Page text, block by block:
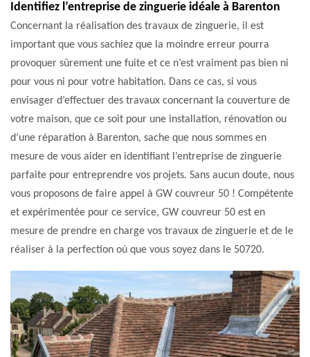
Identifiez l’entreprise de zinguerie idéale à Barenton
Concernant la réalisation des travaux de zinguerie, il est
important que vous sachiez que la moindre erreur pourra
provoquer sûrement une fuite et ce n’est vraiment pas bien ni
pour vous ni pour votre habitation. Dans ce cas, si vous
envisager d’effectuer des travaux concernant la couverture de
votre maison, que ce soit pour une installation, rénovation ou
d’une réparation à Barenton, sache que nous sommes en
mesure de vous aider en identifiant l’entreprise de zinguerie
parfaite pour entreprendre vos projets. Sans aucun doute, nous
vous proposons de faire appel à GW couvreur 50 ! Compétente
et expérimentée pour ce service, GW couvreur 50 est en
mesure de prendre en charge vos travaux de zinguerie et de le
réaliser à la perfection où que vous soyez dans le 50720.